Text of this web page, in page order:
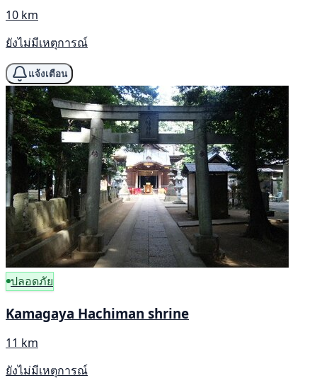
10 km
ยังไม่มีเหตุการณ์
แจ้งเตือน
ปลอดภัย
Kamagaya Hachiman shrine
11 km
ยังไม่มีเหตุการณ์